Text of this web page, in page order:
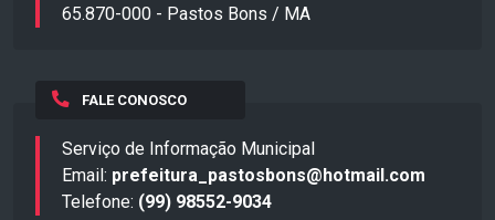
65.870-000 - Pastos Bons / MA
FALE CONOSCO
Serviço de Informação Municipal
Email: prefeitura_pastosbons@hotmail.com
Telefone: (99) 98552-9034